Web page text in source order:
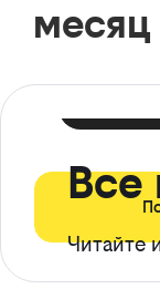
месяц
Все
Читайте